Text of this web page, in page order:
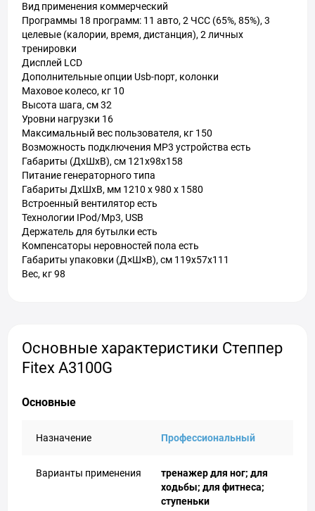
Вид применения коммерческий
Программы 18 программ: 11 авто, 2 ЧСС (65%, 85%), 3
целевые (калории, время, дистанция), 2 личных
тренировки
Дисплей LCD
Дополнительные опции Usb-порт, колонки
Маховое колесо, кг 10
Высота шага, см 32
Уровни нагрузки 16
Максимальный вес пользователя, кг 150
Возможность подключения MP3 устройства есть
Габариты (ДхШхВ), см 121x98x158
Питание генераторного типа
Габариты ДхШхВ, мм 1210 x 980 x 1580
Встроенный вентилятор есть
Технологии IPod/Mp3, USB
Держатель для бутылки есть
Компенсаторы неровностей пола есть
Габариты упаковки (Д×Ш×В), см 119x57x111
Вес, кг 98
Основные характеристики Степпер
Fitex A3100G
Основные
Назначение Профессиональный
Варианты применения
тренажер для ног; для
ходьбы; для фитнеса;
ступеньки